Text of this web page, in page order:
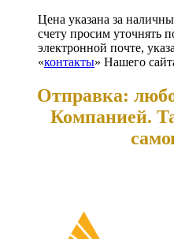
Цена указана за
счету просим уточнять
электронной почте,
«контакты» Нашего
Отправка:
Компанией.